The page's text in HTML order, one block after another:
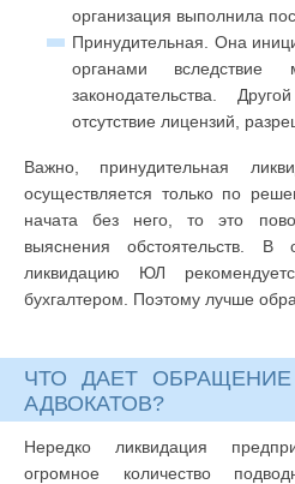
организация выполнила
Принудительная. Она
органами вследствие
законодательства.
отсутствие лицензий,
Важно, принудительная
осуществляется только по
начата без него, то это
выяснения обстоятельств. В
ликвидацию ЮЛ
бухгалтером. Поэтому лучше
ЧТО ДАЕТ
АДВОКАТОВ?
Нередко ликвидация
огромное количество